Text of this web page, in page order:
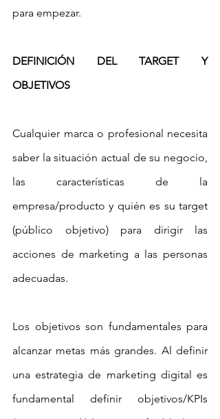
para empezar.
DEFINICIÓN DEL TARGET Y
OBJETIVOS
Cualquier marca o profesional necesita
saber la situación actual de su negocio,
las características de la
empresa/producto y quién es su target
(público objetivo) para dirigir las
acciones de marketing a las personas
adecuadas.
Los objetivos son fundamentales para
alcanzar metas más grandes. Al definir
una estrategia de marketing digital es
fundamental definir objetivos/KPIs